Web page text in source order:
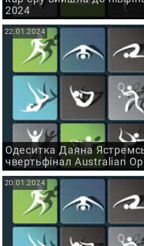
2024
Одеситка Даяна
чвертьфінал Australian
22.01.2024
20.01.2024